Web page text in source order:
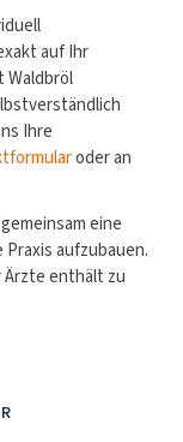
auf Ihr
Waldbröl
Ihre
oder an
eine
aufzubauen.
Ärzte enthält zu